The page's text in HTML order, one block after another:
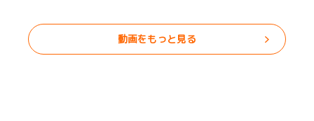
動画をもっと見る